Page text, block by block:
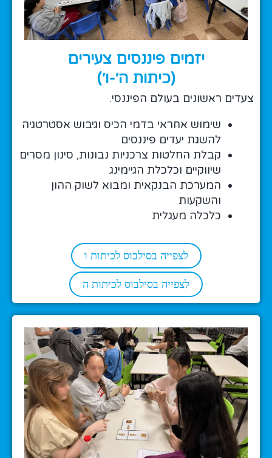
יזמים פיננסים צעירים
(כיתות ה׳-ו׳)
צעדים ראשונים בעולם הפיננסי.
שימוש אחראי בדמי הכיס וגיבוש אסטרטגיה
להשגת יעדים פיננסים
קבלת החלטות צרכניות נבונות, סינון מסרים
שיווקיים וכלכלת הגיימינג
המערכת הבנקאית ומבוא לשוק ההון
והשקעות
כלכלה מעגלית
לצפייה בסילבוס לכיתות ו
לצפייה בסילבוס לכיתות ה